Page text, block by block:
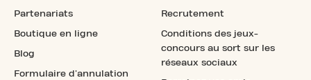
Partenariats
Boutique en ligne
Blog
Formulaire d'annulation
Recrutement
Conditions des jeux-
concours au sort sur les
réseaux sociaux